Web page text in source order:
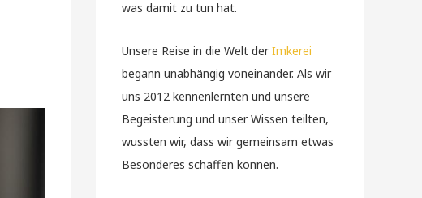
was damit zu tun hat.
Unsere Reise in die Welt derImkerei
begann unabhängig voneinander. Als wir
uns 2012 kennenlernten und unsere
Begeisterung und unser Wissen teilten,
wussten wir, dass wir gemeinsam etwas
Besonderes schaffen können.